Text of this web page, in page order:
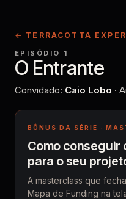
← TERRACOTTA
EPISÓDIO 1
O Entrante
Convidado: Caio Lobo ·
BÔNUS DA SÉRIE ·
Como conseguir
para o seu
A masterclass que
Mapa de Funding na